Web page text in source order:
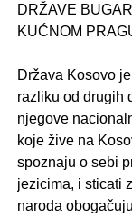
DRŽAVE
KUĆNOM
Država Kosovo
razliku od drugih
njegove
koje žive na
spoznaju o sebi
jezicima, i sticati
naroda